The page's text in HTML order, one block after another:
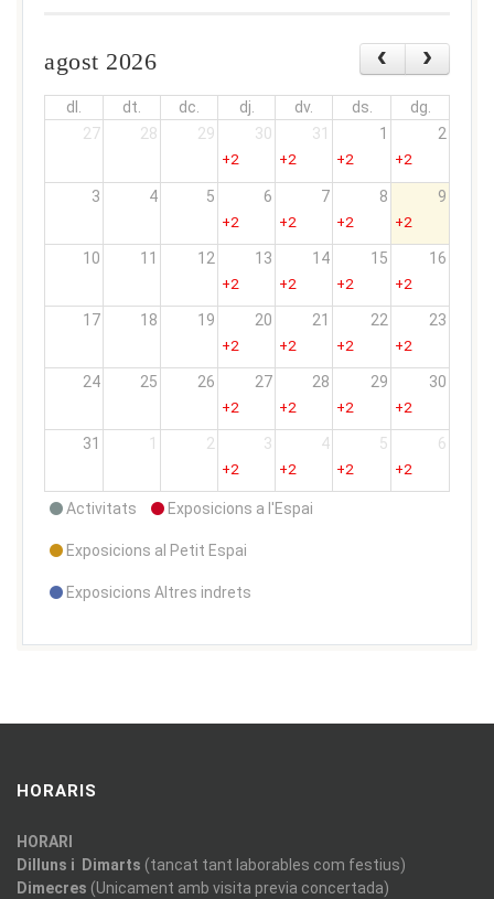
agost 2026
dl. dt. dc. dj. dv. ds.
dg.
27
28 29 30 31 1 2
+2 +2 +2 +2
3 4 5 6 7 8 9
+2 +2 +2 +2
10 11 12 13 14 15 16
+2 +2 +2 +2
17 18 19 20 21 22 23
+2 +2 +2 +2
24 25 26 27 28 29 30
+2 +2 +2 +2
31 1 2 3 4 5 6
+2 +2 +2 +2
Activitats Exposicions a l'Espai
Exposicions al Petit Espai
Exposicions Altres indrets
HORARIS
HORARI
Dilluns i Dimarts (tancat tant laborables com festius)
Dimecres (Unicament amb visita previa concertada)